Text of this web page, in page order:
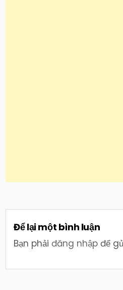
Để lại một bình luận
Bạn phảiđăng nhập để